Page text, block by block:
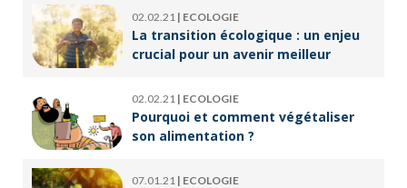
02.02.21 | ECOLOGIE
La transition écologique : un enjeu
crucial pour un avenir meilleur
02.02.21 | ECOLOGIE
Pourquoi et comment végétaliser
son alimentation ?
07.01.21 | ECOLOGIE